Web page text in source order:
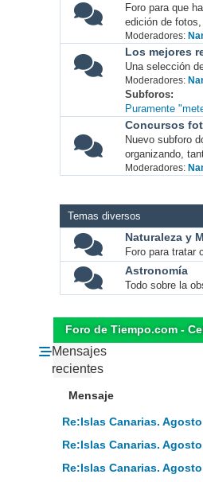
Foro para que
edición de fotos,
Moderadores:
Los mejores
Una selección
Moderadores:
Subforos
Puramente
Concursos
Nuevo subforo
organizando,
Moderadores:
Temas diversos
Naturaleza y
Foro para tratar
Astronomía
Todo sobre la
Foro de Tiempo.com -
Mensajes
recientes
Mensaje
Re:Islas Canarias.
Re:Islas Canarias.
Re:Islas Canarias.